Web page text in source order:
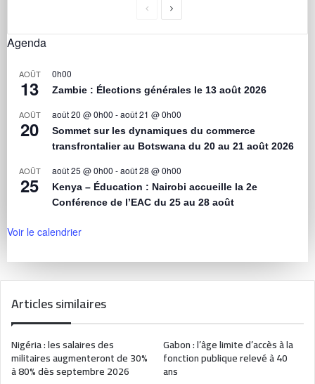
Agenda
AOÛT
13
0h00
Zambie : Élections générales le 13 août 2026
AOÛT
20
août 20 @ 0h00 -août 21 @ 0h00
Sommet sur les dynamiques du commerce
transfrontalier au Botswana du 20 au 21 août 2026
AOÛT
25
août 25 @ 0h00 -août 28 @ 0h00
Kenya – Éducation : Nairobi accueille la 2e
Conférence de l’EAC du 25 au 28 août
Voir le calendrier
Articles similaires
Nigéria : les salaires des
militaires augmenteront de 30%
à 80% dès septembre 2026
Gabon : l’âge limite d’accès à la
fonction publique relevé à 40
ans